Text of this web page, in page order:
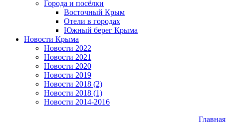
Города и посёлки
Восточный Крым
Отели в городах
Южный берег Крыма
Новости Крыма
Новости 2022
Новости 2021
Новости 2020
Новости 2019
Новости 2018 (2)
Новости 2018 (1)
Новости 2014-2016
Главная